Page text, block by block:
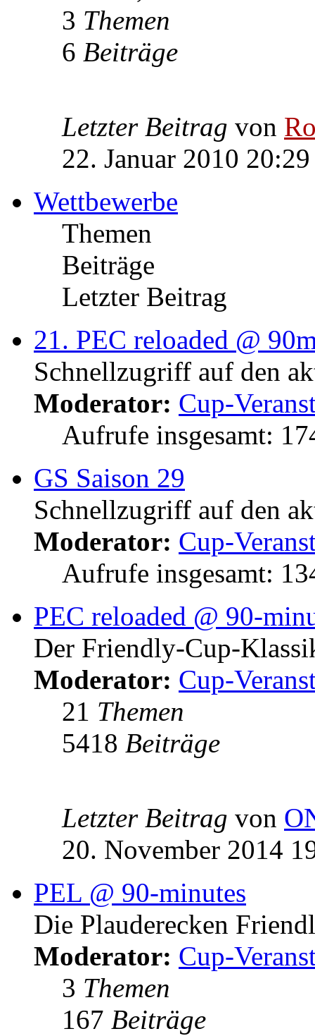
3 Themen
6 Beiträge
Letzter Beitrag von
22. Januar 2010 20:29
Wettbewerbe
Themen
Beiträge
Letzter Beitrag
21. PEC reloaded @
Schnellzugriff auf den
Moderator: Cup-
Aufrufe insgesamt:
GS Saison 29
Schnellzugriff auf den
Moderator: Cup-
Aufrufe insgesamt:
PEC reloaded @ 90-
Der Friendly-Cup-
Moderator: Cup-
21 Themen
5418 Beiträge
Letzter Beitrag von
20. November 2014
PEL @ 90-minutes
Die Plauderecken
Moderator: Cup-
3 Themen
167 Beiträge